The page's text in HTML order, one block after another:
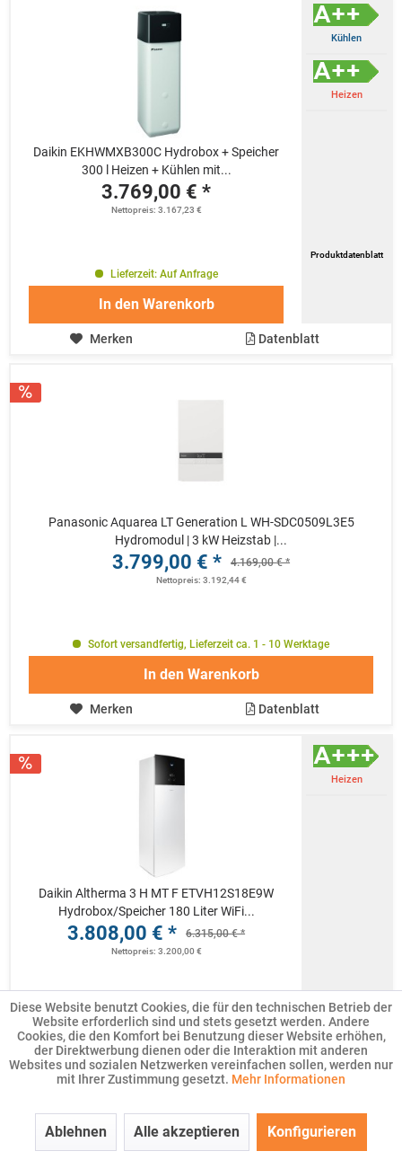
Daikin EKHWMXB300C Hydrobox + Speicher
300 l Heizen + Kühlen mit...
3.769,00 € *
Nettopreis: 3.167,23 €
Kühlen
Heizen
Produktdatenblatt
Lieferzeit: Auf Anfrage
In den Warenkorb
Merken Datenblatt
Panasonic Aquarea LT Generation L WH-SDC0509L3E5
Hydromodul | 3 kW Heizstab |...
3.799,00 € * 4.169,00 € *
Nettopreis: 3.192,44 €
Sofort versandfertig, Lieferzeit ca. 1 - 10 Werktage
In den Warenkorb
Merken Datenblatt
Daikin Altherma 3 H MT F ETVH12S18E9W
Hydrobox/Speicher 180 Liter WiFi...
3.808,00 € * 6.315,00 € *
Nettopreis: 3.200,00 €
Heizen
Sofort versandfertig, Lieferzeit ca. 1 - 10
Werktage
In den Warenkorb
Diese Website benutzt Cookies, die für den technischen Betrieb der
Website erforderlich sind und stets gesetzt werden. Andere
Cookies, die den Komfort bei Benutzung dieser Website erhöhen,
der Direktwerbung dienen oder die Interaktion mit anderen
Websites und sozialen Netzwerken vereinfachen sollen, werden nur
mit Ihrer Zustimmung gesetzt. Mehr Informationen
Ablehnen Alle akzeptieren Konfigurieren